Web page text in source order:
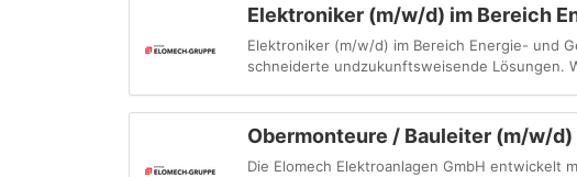
Elektroniker (m/w/d) im Bereich
Elektroniker (m⁠/⁠w⁠/⁠d) im Bereich Energie- und
schneiderte undzukunftsweisende Lösungen.
Obermonteure / Bauleiter (m/w/
Die Elomech Elektroanlagen GmbH entwickelt